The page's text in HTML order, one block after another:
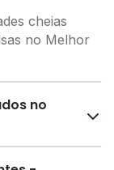
cheias
no Melhor
no